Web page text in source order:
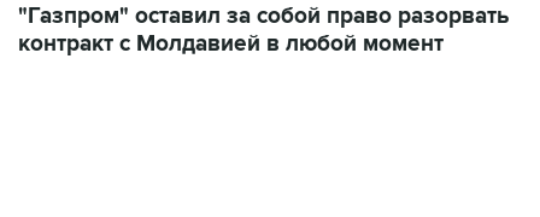
"Газпром" оставил за собой право разорвать
контракт с Молдавией в любой момент